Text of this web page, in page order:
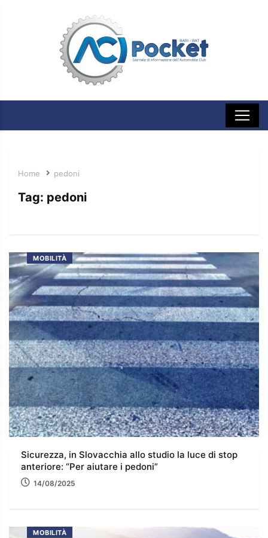
Home pedoni
Tag: pedoni
MOBILITÀ
Sicurezza, in Slovacchia allo studio la luce di stop
anteriore: “Per aiutare i pedoni”
14/08/2025
MOBILITÀ